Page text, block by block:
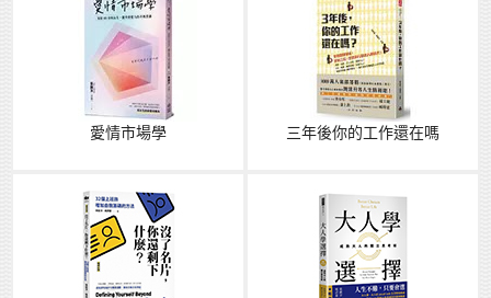
愛情市場學 三年後你的工作還在嗎